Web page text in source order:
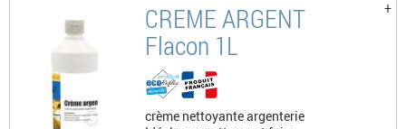
CREME ARGENT
Flacon 1L
crème nettoyante argenterie